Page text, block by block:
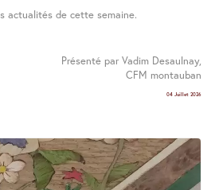
actualités de cette semaine.
Présenté par Vadim Desaulnay,
CFM montauban
04 Juillet 2026